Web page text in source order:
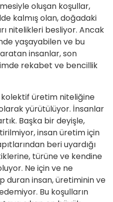
oluşan koşullar,
kalmış olan, doğadaki
nitelikleri besliyor. Ancak
yaşayabilen ve bu
insanlar, son
rekabet ve bencillik
kolektif üretim niteliğine
yürütülüyor. İnsanlar
Başka bir deyişle,
insan üretim için
beri uyardığı
türüne ve kendine
Ne için ve ne
duran insan, üretiminin ve
Bu koşulların